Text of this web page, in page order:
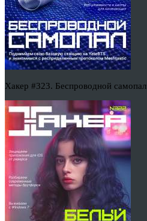
Хакер #323. Беспроводной самопал